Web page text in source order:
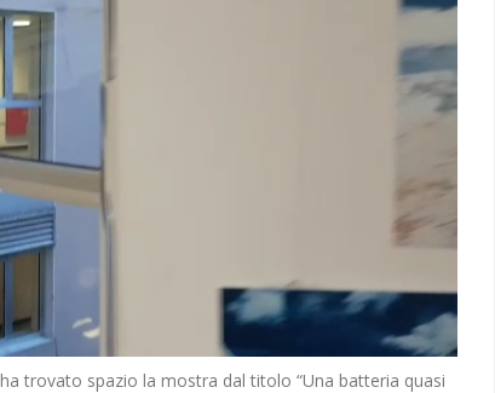
trovato spazio la mostra dal titolo “Una batteria quasi